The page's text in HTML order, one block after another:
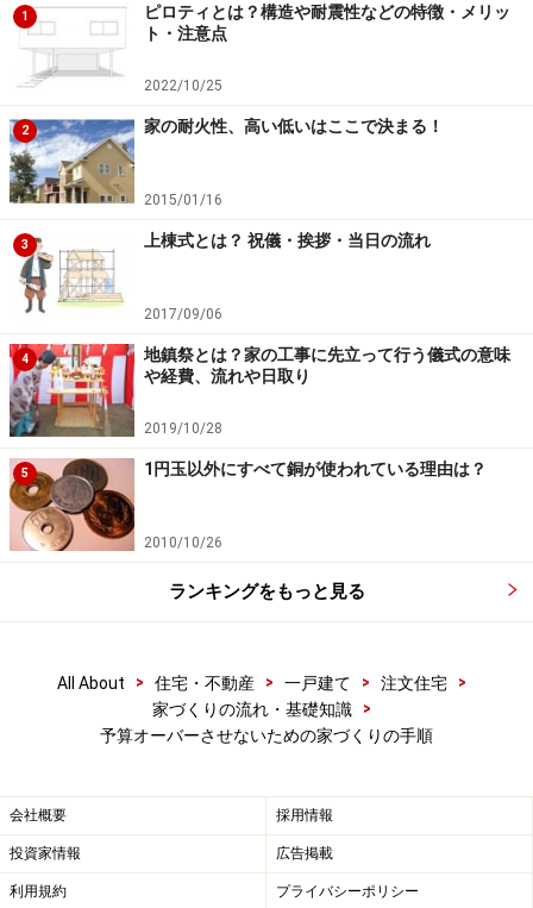
もうひとつ、予算オーバーしやすい理由
さらに、予算オーバーしやすい理由としては「家の本体
価格自体が、自分たちが思っている以上に予算のかかる
ケースが多い」というものが挙げられます。その原因と
なっているのが、「坪単価で総額いくらかかるか？」と
いう発想です。例えば、「40坪の家で坪50万円なら総額
2000万円」と、坪単価で判断しがちです。しかし、
なら「住まいたい家のサイズや仕上げなどの仕様をどう
したいか？」をきちんと見ていかないと、本当にその単
価で納まるかは分かりません。
そして、土地を購入してから家の予算を最終的に算出す
るために、トータルで予算オーバーしてしまうのです。
次のページに進みます。
※記事内容は執筆時点のものです。最新の内容をご確認くださ
い。
1
ピロティとは？構造や耐震性などの特徴・メリッ
ト・注意点
2022/10/25
2 家の耐火性、高い低いはここで決まる！
2015/01/16
3 上棟式とは？ 祝儀・挨拶・当日の流れ
2017/09/06
4
地鎮祭とは？家の工事に先立って行う儀式の意味
や経費、流れや日取り
2019/10/28
5 1円玉以外にすべて銅が使われている理由は？
2010/10/26
ランキングをもっと見る
All About > 住宅・不動産 > 一戸建て > 注文住宅
>
家づくりの流れ・基礎知識
>
予算オーバーさせないための家づくりの手順
会社概要 採用情報
投資家情報 広告掲載
利用規約 プライバシーポリシー